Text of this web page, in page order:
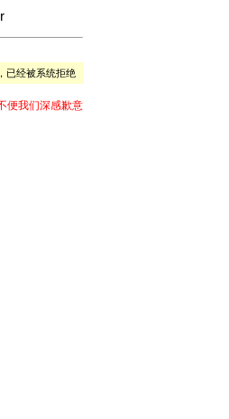
已经被系统拒绝
便我们深感歉意